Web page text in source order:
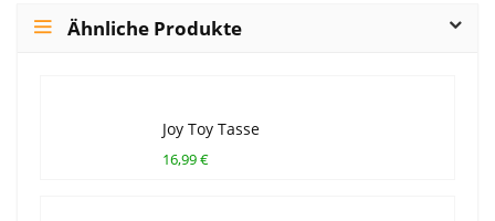
Ähnliche Produkte
Joy Toy Tasse
16,99 €